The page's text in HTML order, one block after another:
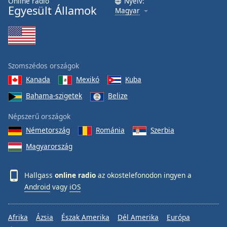
Egyesült Államok
Magyar
Szomszédos országok
Kanada
Mexikó
Kuba
Bahama-szigetek
Belize
Népszerű országok
Németország
Románia
Szerbia
Magyarország
Hallgass online radio az okostelefonodon ingyen a
Android vagy iOS
Afrika Ázsia Észak Amerika Dél Amerika
Európa